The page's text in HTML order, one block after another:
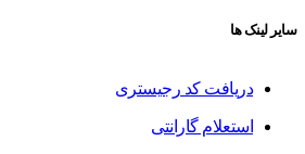
سایر لینک ها
دریافت کد رجیستری
استعلام گارانتی